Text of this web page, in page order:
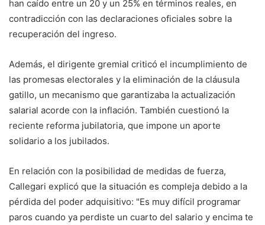
han caído entre un 20 y un 25% en términos reales, en
contradicción con las declaraciones oficiales sobre la
recuperación del ingreso.
Además, el dirigente gremial criticó el incumplimiento de
las promesas electorales y la eliminación de la cláusula
gatillo, un mecanismo que garantizaba la actualización
salarial acorde con la inflación. También cuestionó la
reciente reforma jubilatoria, que impone un aporte
solidario a los jubilados.
En relación con la posibilidad de medidas de fuerza,
Callegari explicó que la situación es compleja debido a la
pérdida del poder adquisitivo: "Es muy difícil programar
paros cuando ya perdiste un cuarto del salario y encima te